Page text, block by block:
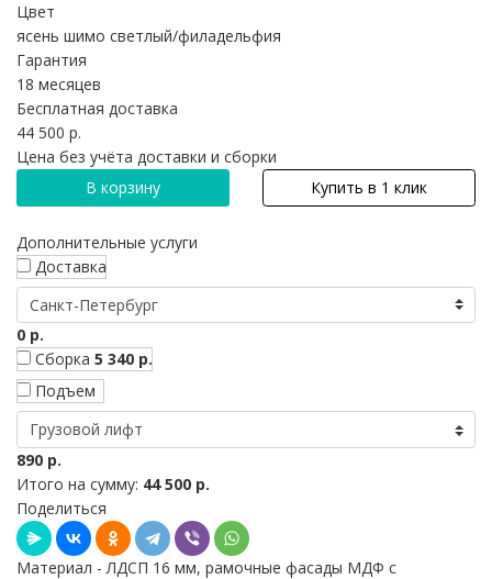
Цвет
ясень шимо светлый/филадельфия
Гарантия
18 месяцев
Бесплатная доставка
44 500 р.
Цена без учёта доставки и сборки
В корзину
Купить в 1 клик
Дополнительные услуги
Доставка
0 р.
Сборка 5 340 р.
Подъем
890 р.
Итого на сумму: 44 500 р.
Поделиться
Материал - ЛДСП 16 мм, рамочные фасады МДФ с